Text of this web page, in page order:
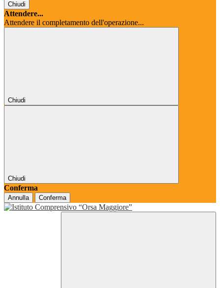
Chiudi
Attendere...
Attendere il completamento dell'operazione...
Chiudi
Chiudi
Conferma
Annulla Conferma